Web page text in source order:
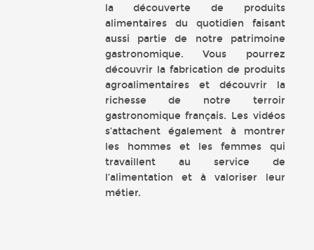
la découverte de produits
alimentaires du quotidien faisant
aussi partie de notre patrimoine
gastronomique. Vous pourrez
découvrir la fabrication de produits
agroalimentaires et découvrir la
richesse de notre terroir
gastronomique français. Les vidéos
s’attachent également à montrer
les hommes et les femmes qui
travaillent au service de
l’alimentation et à valoriser leur
métier.